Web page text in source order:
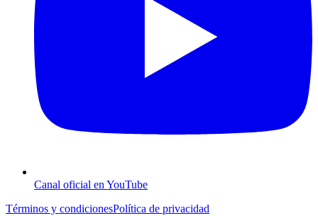
Canal oficial en YouTube
Términos y condicionesPolítica de privacidad